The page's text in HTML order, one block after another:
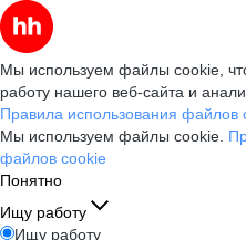
Мы используем файлы cookie,
работу нашего веб-сайта и
Правила использования файлов
Мы используем файлы cookie.
файлов cookie
Понятно
Ищу работу
Ищу работу